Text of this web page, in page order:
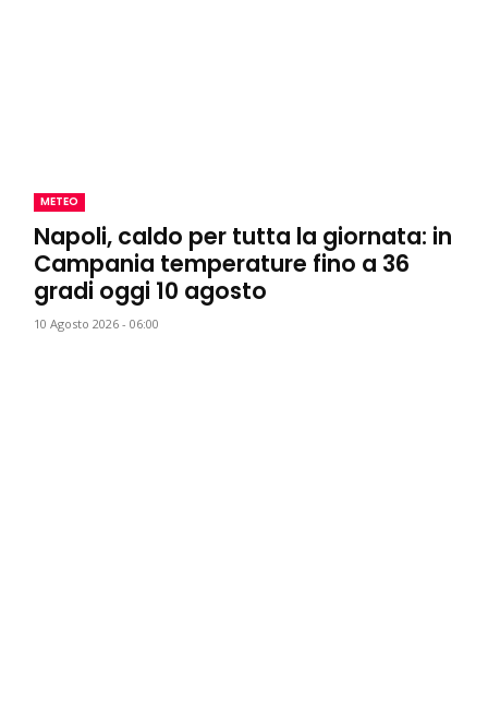
METEO
Napoli, caldo per tutta la giornata: in
Campania temperature fino a 36
gradi oggi 10 agosto
10 Agosto 2026 - 06:00